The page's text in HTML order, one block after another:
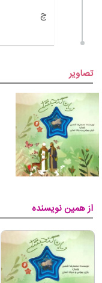
تصاویر
از همین نویسنده